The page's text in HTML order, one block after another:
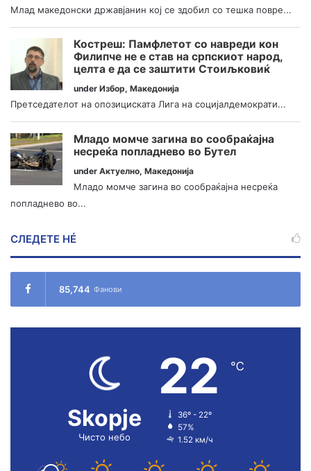
Млад македонски државјанин кој се здобил со тешка повре...
Костреш: Памфлетот со навреди кон
Филипче не е став на српскиот народ,
целта е да се заштити Стоиљковиќ
under Избор, Македонија
Претседателот на опозициската Лига на социјалдемократи...
Младо момче загина во сообраќајна
несреќа попладнево во Бутел
under Актуелно, Македонија
Младо момче загина во сообраќајна несреќа
попладнево во...
СЛЕДЕТЕ НÉ
85,744 Фанови
Skopje
Чисто небо
22 ℃
36º - 22º
57%
1.52 км/ч